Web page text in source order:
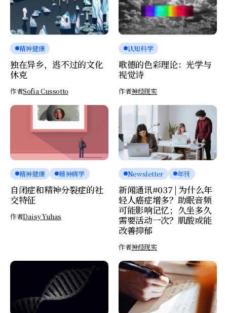
精神健康
独在异乡，逃不过的文化
休克
作者Sofia Cussotto
认知科学
歌德的色彩理论：光学与
视觉诗
作者神经现实
精神健康 精神病学
自闭症和精神分裂症的社
交特征
作者Daisy Yuhas
Newsletter 年刊
新闻通讯#037 | 为什么年
轻人癌症增多？助眠音频
可能影响记忆；久坐多久
需要活动一次？肌酸或能
改善抑郁
作者神经现实